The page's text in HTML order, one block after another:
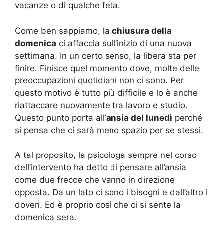
vacanze o di qualche feta.
Come ben sappiamo, la chiusura della
domenica ci affaccia sull’inizio di una nuova
settimana. In un certo senso, la libera sta per
finire. Finisce quel momento dove, molte delle
preoccupazioni quotidiani non ci sono. Per
questo motivo è tutto più difficile e lo è anche
riattaccare nuovamente tra lavoro e studio.
Questo punto porta all’ansia del lunedì perché
si pensa che ci sarà meno spazio per se stessi.
A tal proposito, la psicologa sempre nel corso
dell’intervento ha detto di pensare all’ansia
come due frecce che vanno in direzione
opposta. Da un lato ci sono i bisogni e dall’altro i
doveri. Ed è proprio così che ci si sente la
domenica sera.